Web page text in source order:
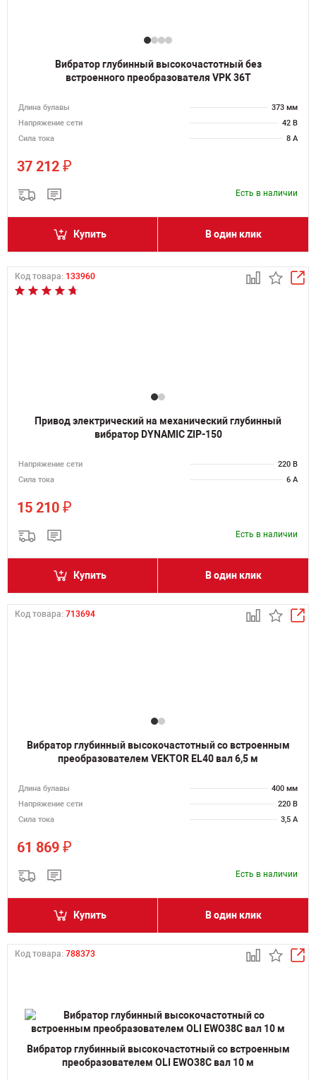
Вибратор глубинный высокочастотный без
встроенного преобразователя VPK 36T
Длина булавы
373 мм
Напряжение сети
42 В
Сила тока
8 А
37 212 ₽
Есть в наличии
Купить В один клик
Код товара: 133960
Привод электрический на механический глубинный
вибратор DYNAMIC ZIP-150
Напряжение сети
220 В
Сила тока
6 А
15 210 ₽
Есть в наличии
Купить В один клик
Код товара: 713694
Вибратор глубинный высокочастотный со встроенным
преобразователем VEKTOR EL40 вал 6,5 м
Длина булавы
400 мм
Напряжение сети
220 В
Сила тока
3,5 А
61 869 ₽
Есть в наличии
Купить В один клик
Код товара: 788373
Вибратор глубинный высокочастотный со встроенным
преобразователем OLI EWO38C вал 10 м